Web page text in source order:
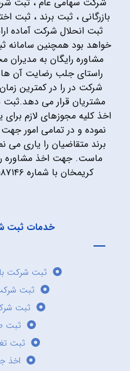
بازرگانی ، ثبت برند ، ثبت
ثبت انحلال شرکت آماده
خواهد بود همچنین سامانه
مشاوره رایگان به مدیران
راستای جلب رضایت آن
شرکت در را در کمترین
مشتریان قرار می
اخذ کلیه مجوزهای لازم
نموده و در تمامی امور
برند متقاضیان را یاری
ماست. جهت اخذ مشاوره
کریمخان با شماره ۰۲۱۸۷۱۴۶ تماس حاصل فرمایید.
خدمات ثبت
ثبت شرکت
ثبت
ثبت
ثبت
ثبت
اخذ